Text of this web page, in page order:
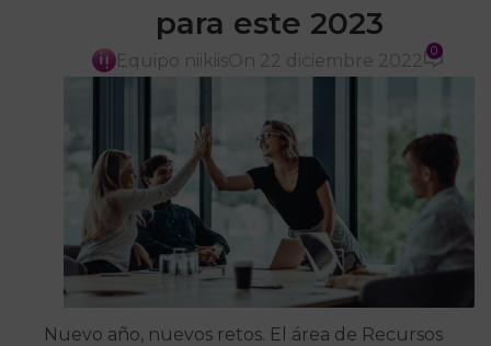
para este 2023
Equipo niikiisOn 22 diciembre 2022 0
Nuevo año, nuevos retos. El área de Recursos